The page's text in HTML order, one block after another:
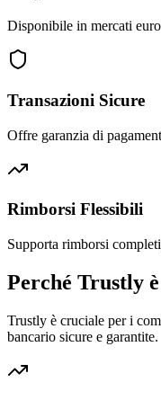
Disponibile in mercati
Transazioni Sicure
Offre garanzia di
Rimborsi Flessibili
Supporta rimborsi
Perché Trustly
Trustly è cruciale per i
bancario sicure e garantite.